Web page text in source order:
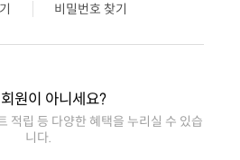
비밀번호 찾기
원이 아니세요?
니다.